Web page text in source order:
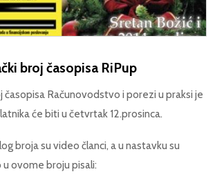
broj časopisa RiPup
časopisa Računovodstvo i porezi u praksi je
će biti u četvrtak 12.prosinca.
broja su video članci, a u nastavku su
ovome broju pisali: